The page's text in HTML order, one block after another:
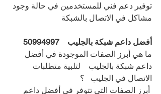
توفير دعم فني للمستخدمين في حالة وجود
مشاكل في الاتصال بالشبكة
أفضل داعم شبكة بالجليب 50994997
ما هي أبرز الصفات الموجودة في أفضل
داعم شبكة بالجليب    لتلبية متطلبات
الاتصال في الجليب   ؟
أبرز الصفات التي تتوفر في أفضل داعم